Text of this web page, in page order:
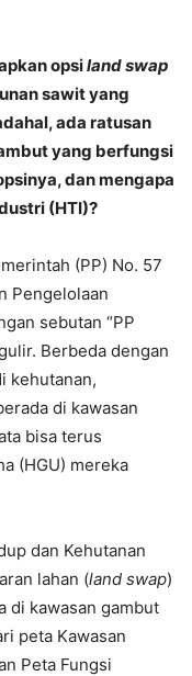
opsiland swap
sawit yang
ada ratusan
yang berfungsi
dan mengapa
(HTI)?
(PP) No. 57
Pengelolaan
sebutan “PP
Berbeda dengan
kehutanan,
di kawasan
bisa terus
(HGU) mereka
dan Kehutanan
lahan (land swap)
di kawasan gambut
peta Kawasan
Peta Fungsi